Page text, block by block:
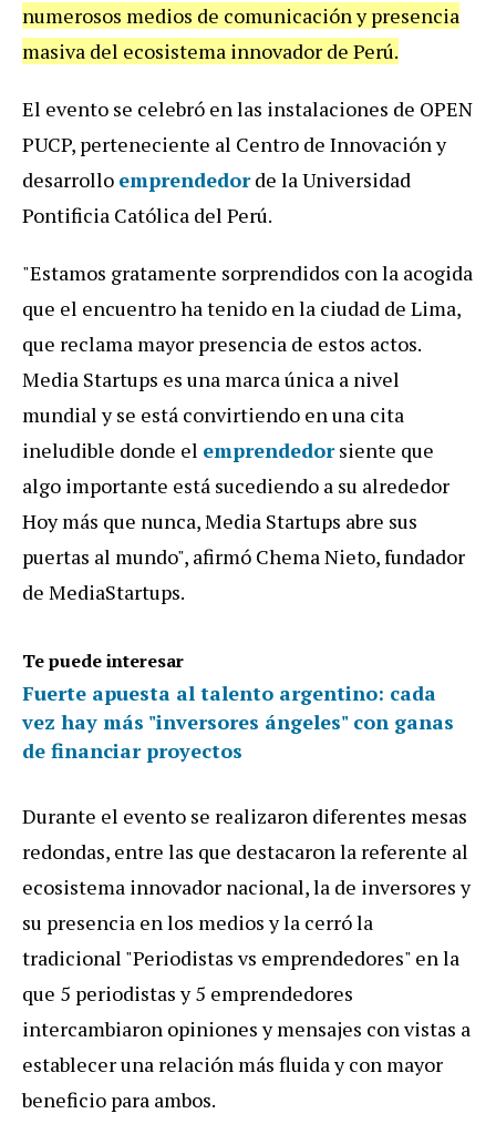
numerosos medios de comunicación y presencia
masiva del ecosistema innovador de Perú.
El evento se celebró en las instalaciones de OPEN
PUCP, perteneciente al Centro de Innovación y
desarrollo emprendedorde la Universidad
Pontificia Católica del Perú.
"Estamos gratamente sorprendidos con la acogida
que el encuentro ha tenido en la ciudad de Lima,
que reclama mayor presencia de estos actos.
Media Startups es una marca única a nivel
mundial y se está convirtiendo en una cita
ineludible donde el emprendedorsiente que
algo importante está sucediendo a su alrededor
Hoy más que nunca, Media Startups abre sus
puertas al mundo", afirmó Chema Nieto, fundador
de MediaStartups.
Te puede interesar
Fuerte apuesta al talento argentino: cada
vez hay más "inversores ángeles" con ganas
de financiar proyectos
Durante el evento se realizaron diferentes mesas
redondas, entre las que destacaron la referente al
ecosistema innovador nacional, la de inversores y
su presencia en los medios y la cerró la
tradicional "Periodistas vs emprendedores" en la
que 5 periodistas y 5 emprendedores
intercambiaron opiniones y mensajes con vistas a
establecer una relación más fluida y con mayor
beneficio para ambos.